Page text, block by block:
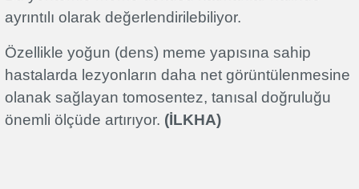
ayrıntılı olarak değerlendirilebiliyor.
Özellikle yoğun (dens) meme yapısına sahip
hastalarda lezyonların daha net görüntülenmesine
olanak sağlayan tomosentez, tanısal doğruluğu
önemli ölçüde artırıyor. (İLKHA)